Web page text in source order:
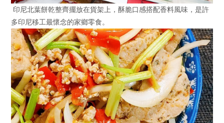
印尼北葉餅乾整齊擺放在貨架上，酥脆口感搭配香料風味，是許
多印尼移工最懷念的家鄉零食。